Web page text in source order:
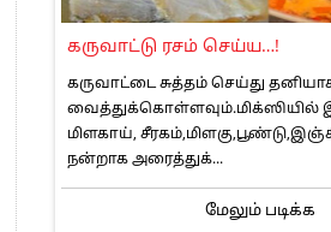
கருவாட்டு ரசம் செய்ய…!
கருவாட்டை சுத்தம் செய்து
வைத்துக்கொள்ளவும்.மிக்ஸியில்
மிளகாய்,
நன்றாக அரைத்துக்...
மேலும் படிக்க